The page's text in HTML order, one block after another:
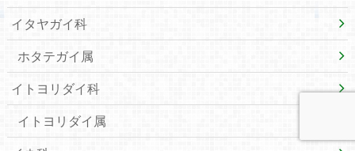
イタヤガイ科
ホタテガイ属
イトヨリダイ科
イトヨリダイ属